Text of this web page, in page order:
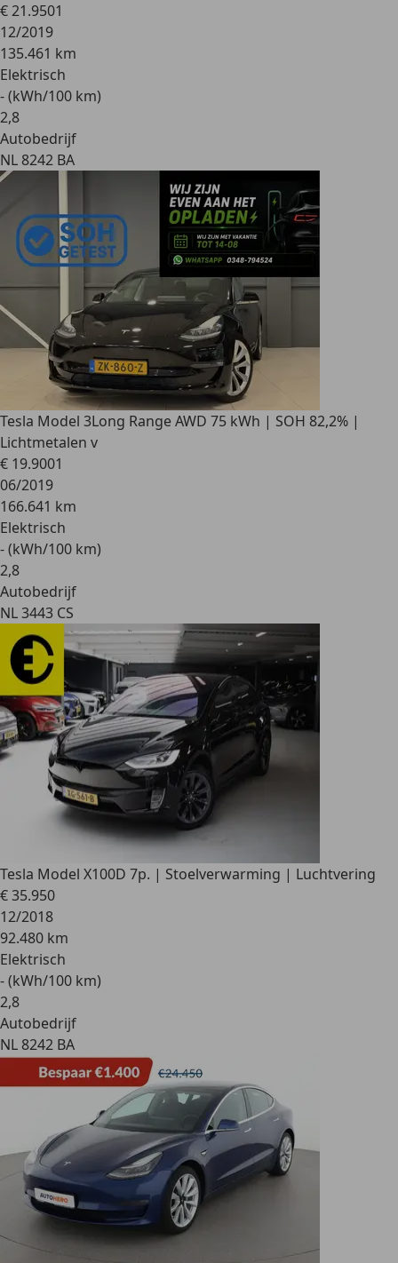
€ 21.9501
12/2019
135.461 km
Elektrisch
- (kWh/100 km)
2,8
Autobedrijf
NL 8242 BA
Tesla Model 3Long Range AWD 75 kWh | SOH 82,2% |
Lichtmetalen v
€ 19.9001
06/2019
166.641 km
Elektrisch
- (kWh/100 km)
2,8
Autobedrijf
NL 3443 CS
Tesla Model X100D 7p. | Stoelverwarming | Luchtvering
€ 35.950
12/2018
92.480 km
Elektrisch
- (kWh/100 km)
2,8
Autobedrijf
NL 8242 BA